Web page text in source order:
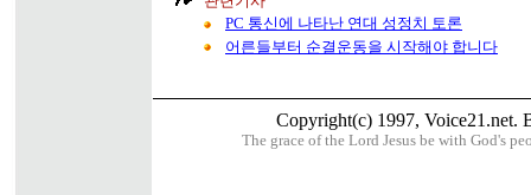
PC 통신에 나타난 연대 성정치 토론
어른들부터 순결운동을 시작해야 합니다
Copyright(c) 1997, Voice21.net.
The grace of the Lord Jesus be with God's